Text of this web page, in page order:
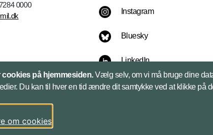
0000
Instagram
Bluesky
LinkedIn
cookies på hjemmesiden.Vælg selv, om vi må bruge dine
Du kan til hver en tid ændre dit samtykke ved at klikke på
om cookies